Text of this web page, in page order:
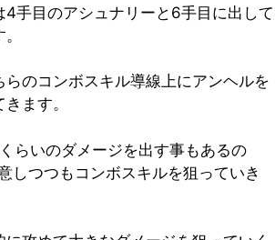
4手目のアシュナリーと6手目に出して
らのコンボスキル導線上にアンヘルを
ます。
らいのダメージを出す事もあるの
しつつもコンボスキルを狙っていき